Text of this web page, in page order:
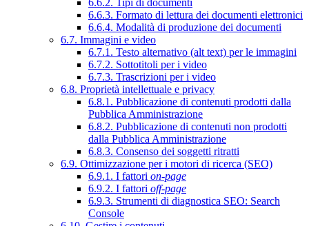
6.6.2. Tipi di documenti
6.6.3. Formato di lettura dei documenti elettronici
6.6.4. Modalità di produzione dei documenti
6.7. Immagini e video
6.7.1. Testo alternativo (alt text) per le immagini
6.7.2. Sottotitoli per i video
6.7.3. Trascrizioni per i video
6.8. Proprietà intellettuale e privacy
6.8.1. Pubblicazione di contenuti prodotti dalla
Pubblica Amministrazione
6.8.2. Pubblicazione di contenuti non prodotti
dalla Pubblica Amministrazione
6.8.3. Consenso dei soggetti ritratti
6.9. Ottimizzazione per i motori di ricerca (SEO)
6.9.1. I fattori on-page
6.9.2. I fattori off-page
6.9.3. Strumenti di diagnostica SEO: Search
Console